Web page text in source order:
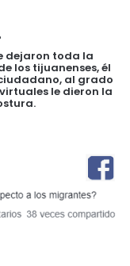
dejaron toda la
los tijuanenses, él
al grado
le dieron la